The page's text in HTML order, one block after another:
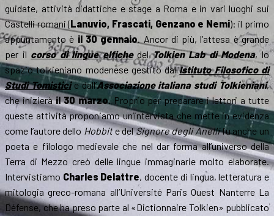
guidate, attività didattiche e stage a Roma e in vari luoghi sui
Castelli romani (Lanuvio, Frascati, Genzano e Nemi): il primo
appuntamento è il 30 gennaio. Ancor di più, l’attesa è grande
per il corso di lingue elfichedelTolkien Lab di Modena, lo
spazio tolkieniano modenese gestito dall’Istituto Filosofico di
Studi Tomisticie dall’Associazione italiana studi Tolkieniani,
che inizieràil 30 marzo. Proprio per preparare i lettori a tutte
queste attività proponiamo un’intervista che mette in evidenza
come l’autore dello Hobbite delSignore degli Anellifu anche un
poeta e filologo medievale che nel dar forma all’universo della
Terra di Mezzo creò delle lingue immaginarie molto elaborate.
Intervistiamo Charles Delattre, docente di lingua, letteratura e
mitologia greco-romana all’Université Paris Ouest Nanterre La
Défense, che ha preso parte al «Dictionnaire Tolkien» pubblicato